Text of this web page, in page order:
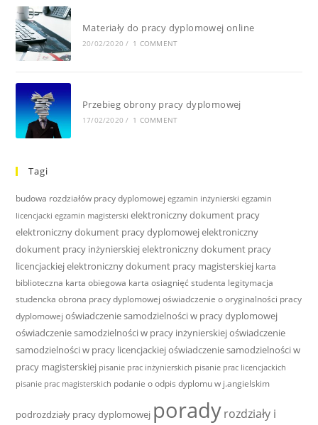
Materiały do pracy dyplomowej online
20/02/2020 / 1 COMMENT
Przebieg obrony pracy dyplomowej
17/02/2020 / 1 COMMENT
Tagi
budowa rozdziałów pracy dyplomowej egzamin inżynierski egzamin
licencjacki egzamin magisterski elektroniczny dokument pracy
elektroniczny dokument pracy dyplomowejelektroniczny
dokument pracy inżynierskiejelektroniczny dokument pracy
licencjackiejelektroniczny dokument pracy magisterskiej karta
biblioteczna karta obiegowa karta osiagnięć studenta legitymacja
studencka obrona pracy dyplomowej oświadczenie o oryginalności pracy
dyplomowej oświadczenie samodzielności w pracy dyplomowej
oświadczenie samodzielności w pracy inżynierskiejoświadczenie
samodzielności w pracy licencjackiejoświadczenie samodzielności w
pracy magisterskiej pisanie prac inżynierskich pisanie prac licencjackich
pisanie prac magisterskich podanie o odpis dyplomu w j.angielskim
podrozdziały pracy dyplomowej poradyrozdziały i